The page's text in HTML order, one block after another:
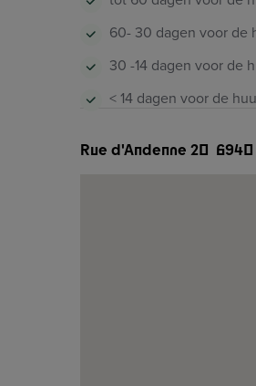
60- 30 dagen voor de
30 -14 dagen voor de
< 14 dagen voor de
Rue d'Andenne 20 6940